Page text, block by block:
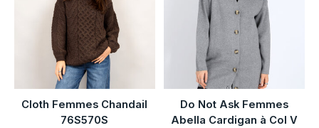
Cloth Femmes Chandail
76S570S
Do Not Ask Femmes
Abella Cardigan à Col V